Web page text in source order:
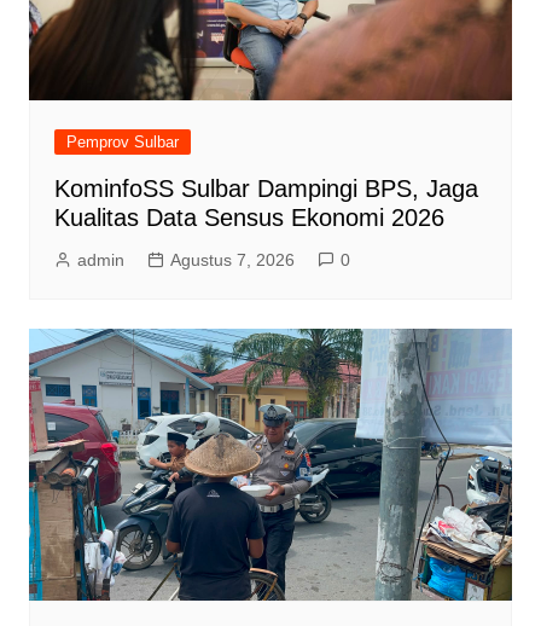
Pemprov Sulbar
KominfoSS Sulbar Dampingi BPS, Jaga
Kualitas Data Sensus Ekonomi 2026
admin Agustus 7, 2026 0